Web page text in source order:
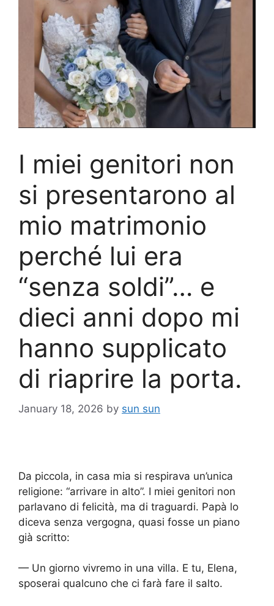
I miei genitori non
si presentarono al
mio matrimonio
perché lui era
“senza soldi”… e
dieci anni dopo mi
hanno supplicato
di riaprire la porta.
January 18, 2026 by sun sun
Da piccola, in casa mia si respirava un’unica
religione: “arrivare in alto”. I miei genitori non
parlavano di felicità, ma di traguardi. Papà lo
diceva senza vergogna, quasi fosse un piano
già scritto:
— Un giorno vivremo in una villa. E tu, Elena,
sposerai qualcuno che ci farà fare il salto.